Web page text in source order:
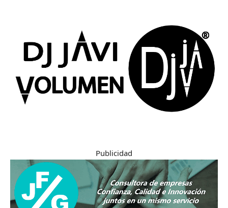
Publicidad